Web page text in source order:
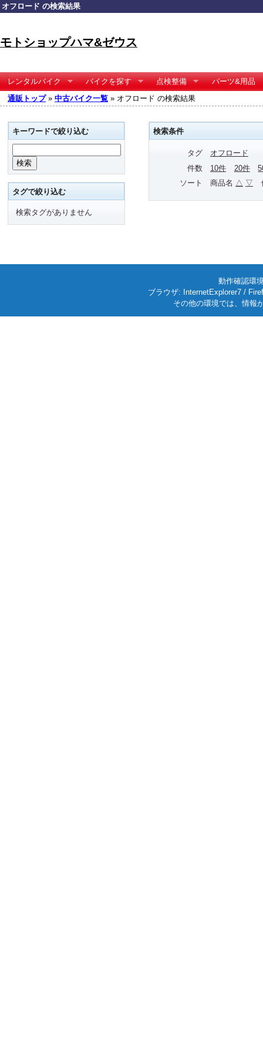
オフロード の検索結果
モトショップハマ&ゼウス
レンタルバイク バイクを探す 点検整備
パーツ&用品
通販トップ» 中古バイク一覧 » オフロード の検索結果
検索条件
タグ
オフロード
件数
10件 20件
ソート
商品名 △ ▽
キーワードで絞り込む
タグで絞り込む
検索タグがありません
動作確認環
ブラウザ: InternetExplorer7 /
その他の環境では、情報